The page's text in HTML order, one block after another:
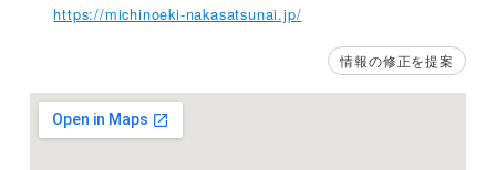
https://michinoeki-nakasatsunai.jp/
情報の修正を提案